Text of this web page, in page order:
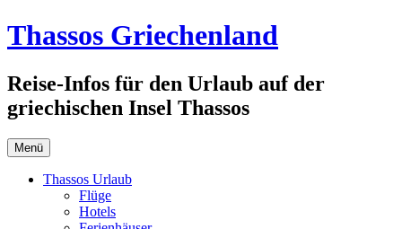
Zum
Inhalt
Thassos Griechenland
Reise-Infos für den Urlaub auf der
griechischen Insel Thassos
Menü
Thassos Urlaub
Flüge
Hotels